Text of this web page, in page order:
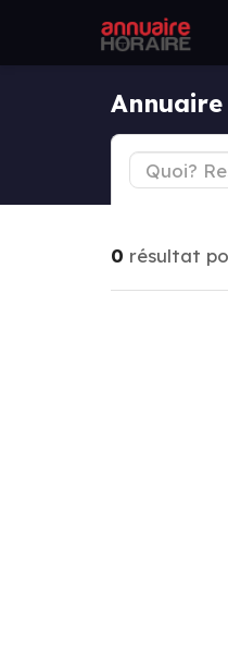
0 résultat